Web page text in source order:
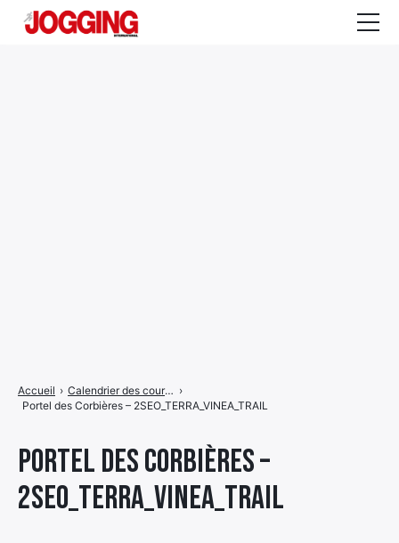
Portel des Corbières –
2SEO_TERRA_VINEA_TRAIL
Accueil › Calendrier des courses ›
Portel des Corbières – 2SEO_TERRA_VINEA_TRAIL
de
menu
Élément
de
menu
Élément
de
menu